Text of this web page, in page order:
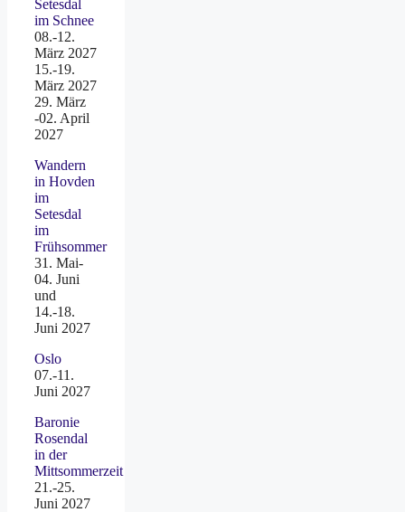
Setesdal
im Schnee
08.-12.
März 2027
15.-19.
März 2027
29. März
-02. April
2027
Wandern
in Hovden
im
Setesdal
im
Frühsommer
31. Mai-
04. Juni
und
14.-18.
Juni 2027
Oslo
07.-11.
Juni 2027
Baronie
Rosendal
in der
Mittsommerzeit
21.-25.
Juni 2027